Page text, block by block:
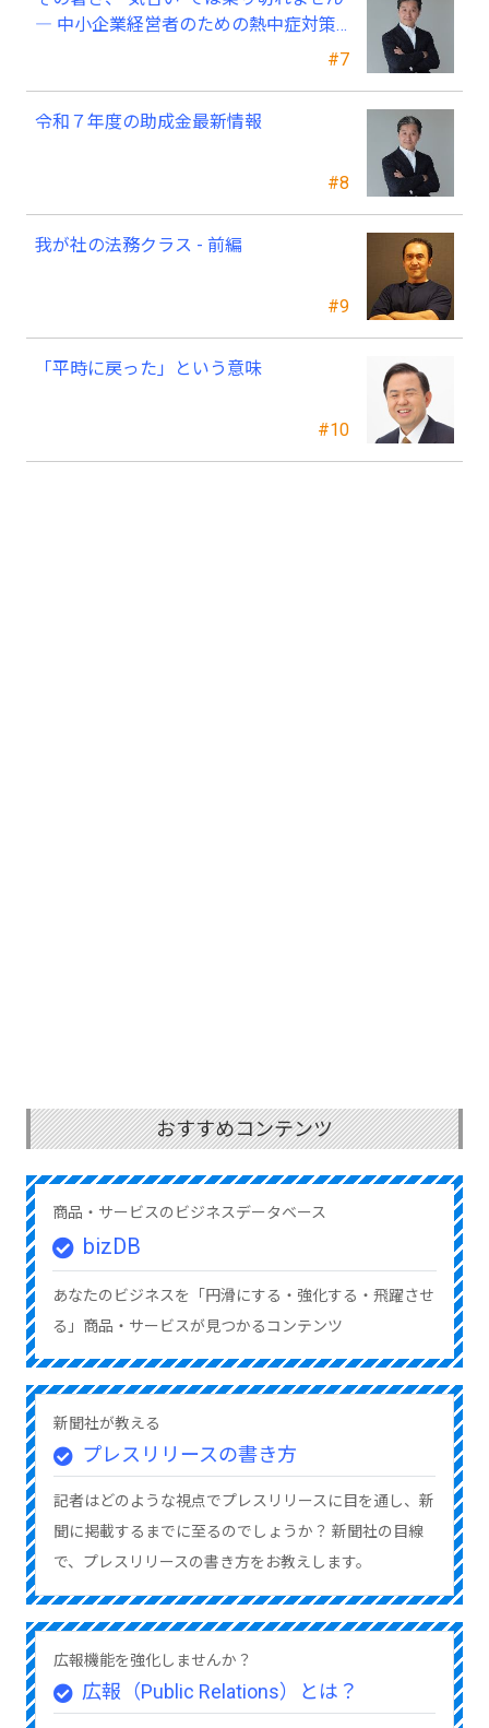
#7
― 中小企業経営者のための熱中症対策
#8
令和７年度の助成金最新情報
#9
我が社の法務クラス - 前編
#10
「平時に戻った」という意味
おすすめコンテンツ
商品・サービスのビジネスデータベース
bizDB
あなたのビジネスを「円滑にする・強化する・飛躍させ
る」商品・サービスが見つかるコンテンツ
新聞社が教える
プレスリリースの書き方
記者はどのような視点でプレスリリースに目を通し、新
聞に掲載するまでに至るのでしょうか？ 新聞社の目線
で、プレスリリースの書き方をお教えします。
広報機能を強化しませんか？
広報（Public Relations）とは？